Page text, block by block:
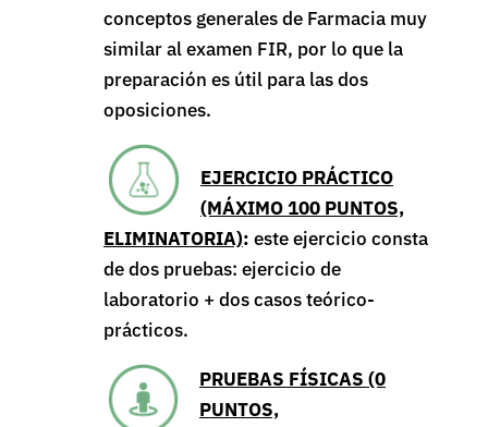
conceptos generales de Farmacia muy
similar al examen FIR, por lo que la
preparación es útil para las dos
oposiciones.
EJERCICIO PRÁCTICO
(MÁXIMO 100 PUNTOS,
ELIMINATORIA): este ejercicio consta
de dos pruebas: ejercicio de
laboratorio + dos casos teórico-
prácticos.
PRUEBAS FÍSICAS (0
PUNTOS,